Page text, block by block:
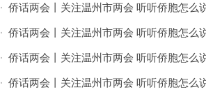
· 侨话两会丨关注温州市两会 听听侨胞怎么
· 侨话两会丨关注温州市两会 听听侨胞怎么
· 侨话两会丨关注温州市两会 听听侨胞怎么
· 侨话两会丨关注温州市两会 听听侨胞怎么